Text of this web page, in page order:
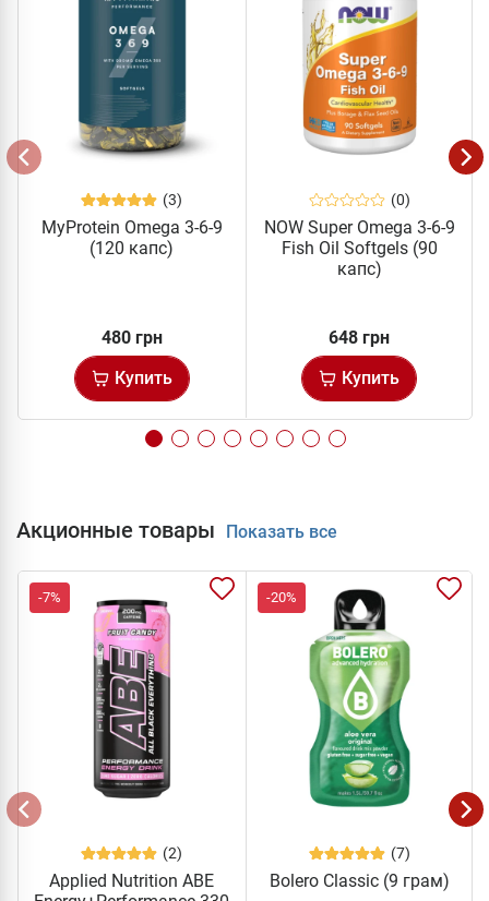
(3)
MyProtein Omega 3-6-9
(120 капс)
480 грн
Купить
(0)
NOW Super Omega 3-6-9
Fish Oil Softgels (90
капс)
648 грн
Купить
Акционные товары Показать все
-7%
(2)
Applied Nutrition ABE
-20%
(7)
Bolero Classic (9 грам)